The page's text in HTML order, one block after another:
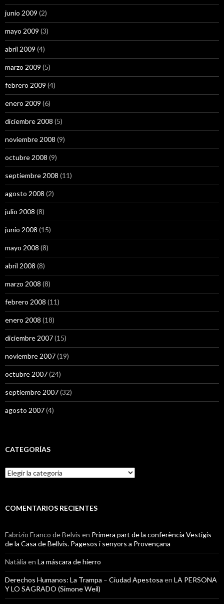
junio 2009 (2)
mayo 2009 (3)
abril 2009 (4)
marzo 2009 (5)
febrero 2009 (4)
enero 2009 (6)
diciembre 2008 (5)
noviembre 2008 (9)
octubre 2008 (9)
septiembre 2008 (11)
agosto 2008 (2)
julio 2008 (8)
junio 2008 (15)
mayo 2008 (8)
abril 2008 (8)
marzo 2008 (8)
febrero 2008 (11)
enero 2008 (18)
diciembre 2007(15)
noviembre 2007(19)
octubre 2007(24)
septiembre 2007(32)
agosto 2007(4)
CATEGORÍAS
Categorías
COMENTARIOS RECIENTES
Fabrizio Franco de Belvis en Primera part de la conferència Vestigis
de la Casa de Bellvís. Pagesos i senyors a Provençana
Natàlia en La máscara de hierro
Derechos Humanos: La Trampa – Ciudad Apestosa en LA PERSONA
Y LO SAGRADO (Simone Weil)